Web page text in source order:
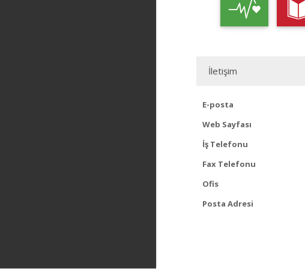
İletişim
E-posta
Web Sayfası
İş Telefonu
Fax Telefonu
Ofis
Posta Adresi